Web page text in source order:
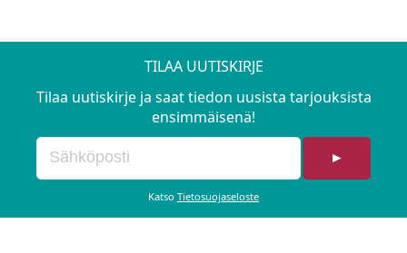
TILAA UUTISKIRJE
Tilaa uutiskirje ja saat tiedon uusista tarjouksista
ensimmäisenä!
►
Katso Tietosuojaseloste